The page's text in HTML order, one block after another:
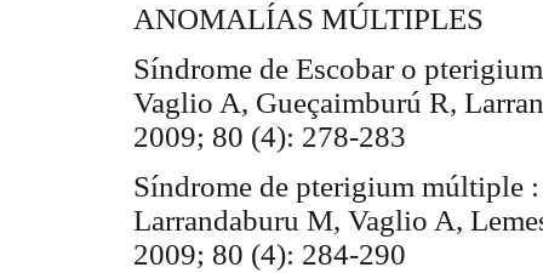
ANOMALÍAS MÚLTIPLES
Síndrome de Escobar o
Vaglio A, Gueçaimburú R,
2009; 80 (4): 278-283
Síndrome de pterigium múltiple
Larrandaburu M, Vaglio A,
2009; 80 (4): 284-290